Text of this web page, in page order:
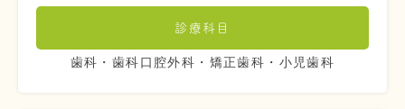
診療科目
歯科・歯科口腔外科・矯正歯科・小児歯科